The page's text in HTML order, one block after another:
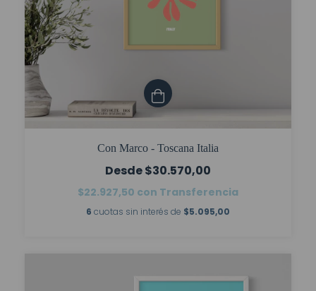
Con Marco - Toscana Italia
$30.570,00
$22.927,50 con Transferencia
6 cuotas sin interés de $5.095,00